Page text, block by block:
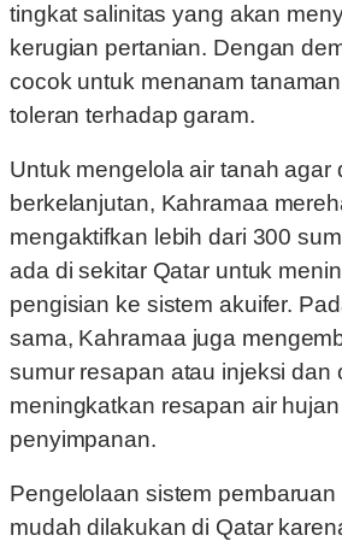
tingkat salinitas yang akan
kerugian pertanian. Dengan
cocok untuk menanam
toleran terhadap garam.
Untuk mengelola air tanah agar
berkelanjutan, Kahramaa
mengaktifkan lebih dari 300
ada di sekitar Qatar untuk
pengisian ke sistem akuifer.
sama, Kahramaa juga
sumur resapan atau injeksi dan
meningkatkan resapan air
penyimpanan.
Pengelolaan sistem pembaruan
mudah dilakukan di Qatar